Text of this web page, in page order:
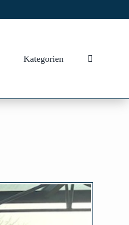
Kategorien